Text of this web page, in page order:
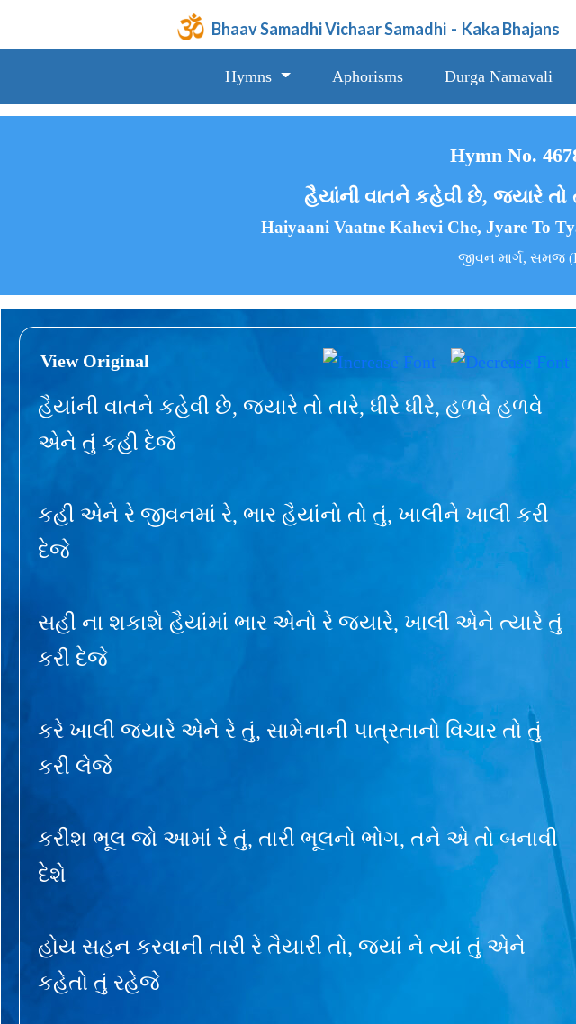
Bhaav Samadhi Vichaar Samadhi - Kaka Bhajans
Hymns Aphorisms Durga Namavali
Hymn No.
હૈયાંની વાતને કહેવી છે, જ્યારે
Haiyaani Vaatne Kahevi Che, Jyare To
જીવન માર્ગ, સમજ
View Original
હૈયાંની વાતને કહેવી છે, જ્યારે તો તારે, ધીરે ધીરે, હળવે હળવે
એને તું કહી દેજે
કહી એને રે જીવનમાં રે, ભાર હૈયાંનો તો તું, ખાલીને ખાલી કરી
દેજે
સહી ના શકાશે હૈયાંમાં ભાર એનો રે જ્યારે, ખાલી એને ત્યારે તું
કરી દેજે
કરે ખાલી જ્યારે એને રે તું, સામેનાની પાત્રતાનો વિચાર તો તું
કરી લેજે
કરીશ ભૂલ જો આમાં રે તું, તારી ભૂલનો ભોગ, તને એ તો બનાવી
દેશે
હોય સહન કરવાની તારી રે તૈયારી તો, જ્યાં ને ત્યાં તું એને
કહેતો તું રહેજે